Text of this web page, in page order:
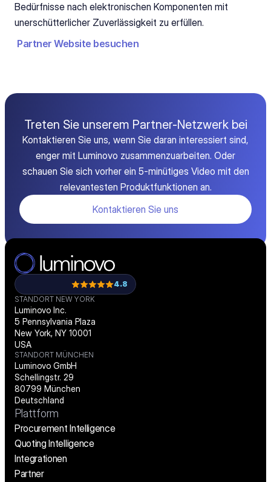
Bedürfnisse nach elektronischen Komponenten mit
unerschütterlicher Zuverlässigkeit zu erfüllen.
Partner Website besuchen
Treten Sie unserem Partner-Netzwerk bei
Kontaktieren Sie uns, wenn Sie daran interessiert sind,
enger mit Luminovo zusammenzuarbeiten. Oder
schauen Sie sich vorher ein 5-minütiges Video mit den
relevantesten Produktfunktionen an.
Kontaktieren Sie uns
4.8
STANDORT NEW YORK
Luminovo Inc.
5 Pennsylvania Plaza
New York, NY 10001
USA
STANDORT MÜNCHEN
Luminovo GmbH
Schellingstr. 29
80799 München
Deutschland
Plattform
Procurement Intelligence
Quoting Intelligence
Integrationen
Partner